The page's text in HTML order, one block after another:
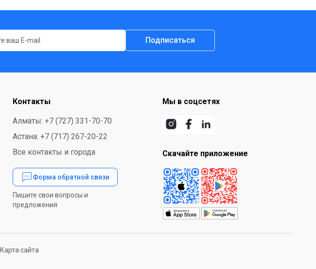
Подписаться
Контакты
Алматы: +7 (727) 331-70-70
Астана: +7 (717) 267-20-22
Все контакты и города
Форма обратной связи
Пишите свои вопросы и
предложения
Мы в соцсетях
Скачайте приложение
Карта сайта